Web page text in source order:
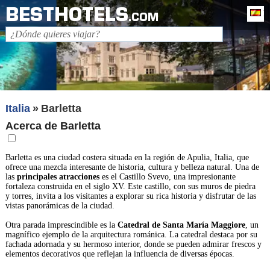
BESTHOTELS.COM
Italia
Barletta
Acerca de Barletta
Barletta es una ciudad costera situada en la región de Apulia, Italia, que
ofrece una mezcla interesante de historia, cultura y belleza natural. Una de
las principales atraccioneses el Castillo Svevo, una impresionante
fortaleza construida en el siglo XV. Este castillo, con sus muros de piedra
y torres, invita a los visitantes a explorar su rica historia y disfrutar de las
vistas panorámicas de la ciudad.
Otra parada imprescindible es la Catedral de Santa María Maggiore, un
magnífico ejemplo de la arquitectura románica. La catedral destaca por su
fachada adornada y su hermoso interior, donde se pueden admirar frescos y
elementos decorativos que reflejan la influencia de diversas épocas.